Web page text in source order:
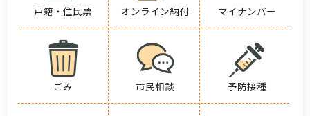
戸籍・住民票 オンライン納付 マイナンバー
ごみ 市民相談 予防接種